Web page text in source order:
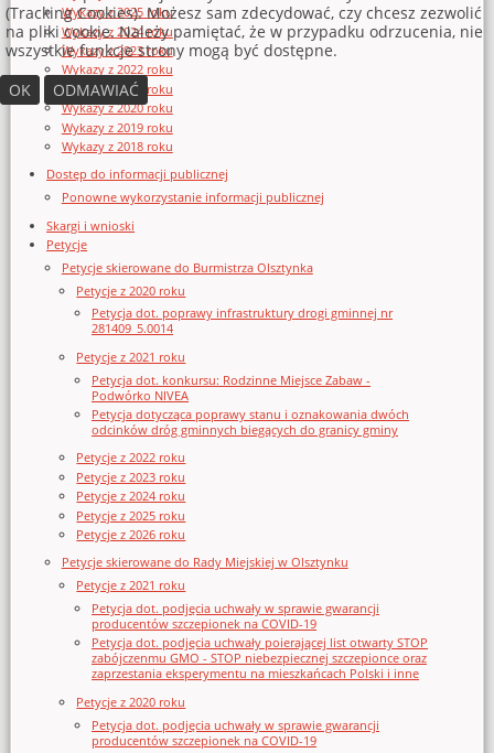
Wykazy z 2025 roku
Wykazy z 2024 roku
Wykazy z 2023 roku
Wykazy z 2022 roku
Wykazy z 2021 roku
Wykazy z 2020 roku
Wykazy z 2019 roku
Wykazy z 2018 roku
Dostęp do informacji publicznej
Ponowne wykorzystanie informacji publicznej
Skargi i wnioski
Petycje
Petycje skierowane do Burmistrza Olsztynka
Petycje z 2020 roku
Petycja dot. poprawy infrastruktury drogi gminnej nr
281409_5.0014
Petycje z 2021 roku
Petycja dot. konkursu: Rodzinne Miejsce Zabaw -
Podwórko NIVEA
Petycja dotycząca poprawy stanu i oznakowania dwóch
odcinków dróg gminnych biegących do granicy gminy
Petycje z 2022 roku
Petycje z 2023 roku
Petycje z 2024 roku
Petycje z 2025 roku
Petycje z 2026 roku
Petycje skierowane do Rady Miejskiej w Olsztynku
Petycje z 2021 roku
Petycja dot. podjęcia uchwały w sprawie gwarancji
producentów szczepionek na COVID-19
Petycja dot. podjęcia uchwały poierającej list otwarty STOP
zabójczenmu GMO - STOP niebezpiecznej szczepionce oraz
zaprzestania eksperymentu na mieszkańcach Polski i inne
Petycje z 2020 roku
Petycja dot. podjęcia uchwały w sprawie gwarancji
producentów szczepionek na COVID-19
(Tracking Cookies). Możesz sam zdecydować, czy chcesz zezwolić
na pliki cookie. Należy pamiętać, że w przypadku odrzucenia, nie
wszystkie funkcje strony mogą być dostępne.
OK
ODMAWIAĆ